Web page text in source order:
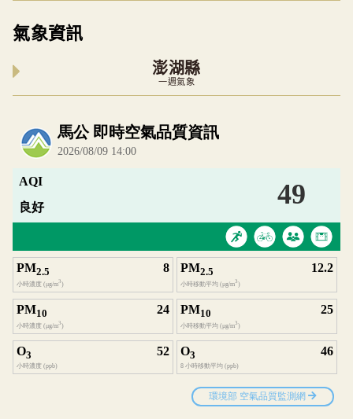
氣象資訊
澎湖縣
一週氣象
內嵌空氣品質小工具為視覺預覽，完整即時空